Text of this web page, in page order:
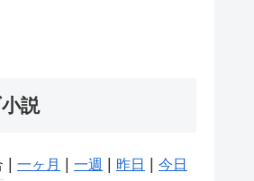
説
| 一ヶ月 | 一週 | 昨日 | 今日